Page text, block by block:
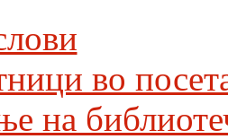
во
на